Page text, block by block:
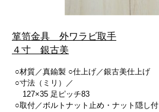
箪笥金具 外ワラビ取手
４寸 銀古美
○材質／真鍮製 ○仕上げ／銀古美仕上げ
○寸法（ミリ）／
127×35 足ピッチ83
○取付／ボルトナット止め・ナット隠し付